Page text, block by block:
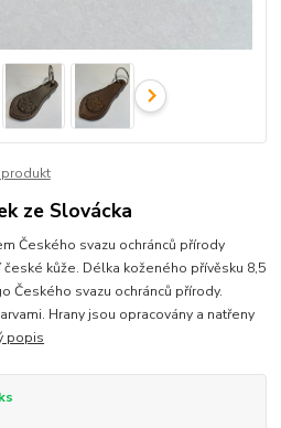
ze Slovácka
Českého svazu ochránců přírody
kůže. Délka koženého přívěsku 8,5
Českého svazu ochránců přírody.
Hrany jsou opracovány a natřeny
popis